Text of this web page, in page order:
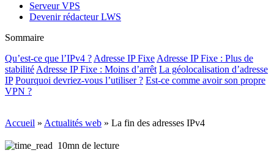
Serveur VPS
Devenir rédacteur LWS
Sommaire
Qu’est-ce que l’IPv4 ? Adresse IP Fixe Adresse IP Fixe : Plus de
stabilité Adresse IP Fixe : Moins d’arrêt La géolocalisation d’adresse
IP Pourquoi devriez-vous l’utiliser ? Est-ce comme avoir son propre
VPN ?
Accueil » Actualités web » La fin des adresses IPv4
10mn de lecture